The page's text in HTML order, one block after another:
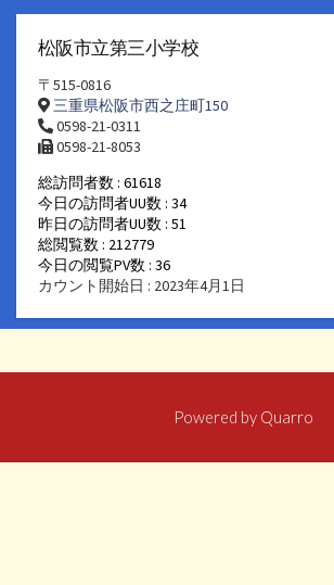
松阪市立第三小学校
〒515-0816
三重県松阪市西之庄町150
0598-21-0311
0598-21-8053
総訪問者数 : 61618
今日の訪問者UU数 : 34
昨日の訪問者UU数 : 51
総閲覧数 : 212779
今日の閲覧PV数 : 36
カウント開始日 : 2023年4月1日
Powered by Quarro